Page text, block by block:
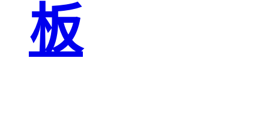
板